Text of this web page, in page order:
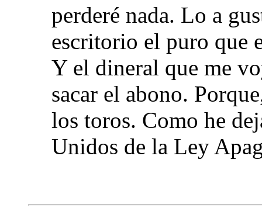
perderé nada. Lo a
escritorio el puro que
Y el dineral que me
sacar el abono.
los toros. Como he
Unidos de la Ley